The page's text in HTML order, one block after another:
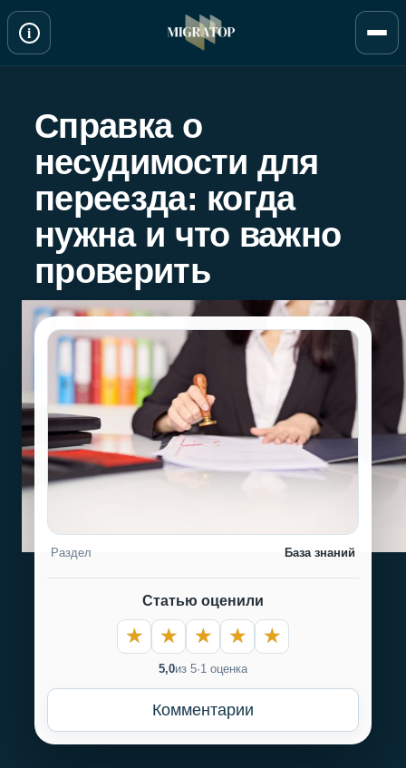
Перейти
i
Справка о
несудимости для
переезда: когда
нужна и что важно
проверить
Раздел База знаний
Статью оценили
5,0из 5·1 оценка
Комментарии